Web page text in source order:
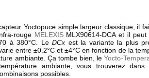
Yoctopuce simple largeur classique, il
rouge MELEXISMLX90614-DCA et il peut
à 380°C. LeDCx est la variante la plus
entre ±0.2°C et ±4°C en fonction de la
ambiante. Ça tombe bien, le Yocto-
ambiante, vous trouverez
possibles.